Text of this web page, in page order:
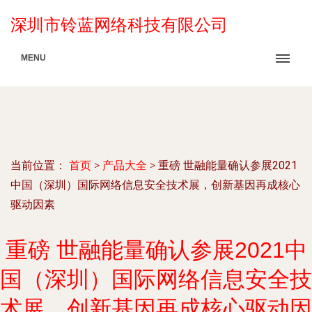
深圳市铃蓝网络科技有限公司
MENU
当前位置： 首页 > 产品大全 > 重磅 世融能量确认参展2021
中国（深圳）国际网络信息安全技术展，创新基因再成核心
驱动因素
重磅 世融能量确认参展2021中
国（深圳）国际网络信息安全技